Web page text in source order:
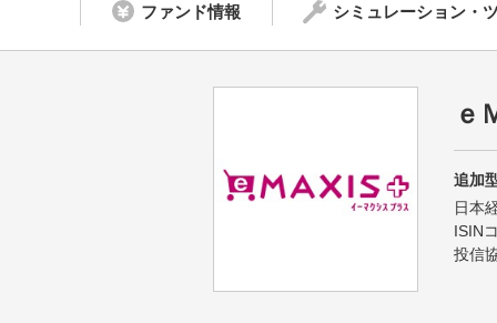
ファンド情報 シミュレーション・
ｅ
追加
日本
ISIN
投信